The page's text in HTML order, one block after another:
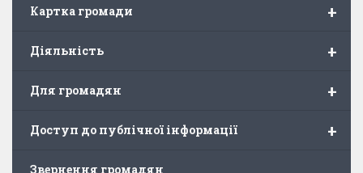
+
Картка громади
+
Діяльність
+
Для громадян
+
Доступ до публічної інформації
Звернення громадян